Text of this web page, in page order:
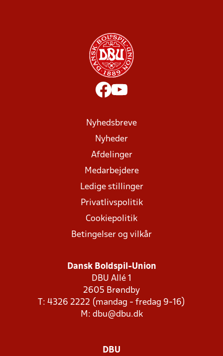
Nyhedsbreve
Nyheder
Afdelinger
Medarbejdere
Ledige stillinger
Privatlivspolitik
Cookiepolitik
Betingelser og vilkår
Dansk Boldspil-Union
DBU Allé 1
2605 Brøndby
T: 4326 2222 (mandag - fredag 9-16)
M: dbu@dbu.dk
DBU